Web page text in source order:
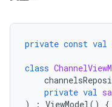
private const val
class
private val
)
: ViewModel () {